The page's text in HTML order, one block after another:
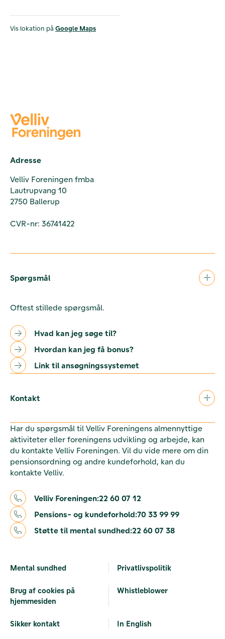
Vis lokation på Google Maps
Adresse
Velliv Foreningen fmba
Lautrupvang 10
2750 Ballerup
CVR-nr: 36741422
Spørgsmål
Oftest stillede spørgsmål.
Hvad kan jeg søge til?
Hvordan kan jeg få bonus?
Link til ansøgningssystemet
Kontakt
Har du spørgsmål til Velliv Foreningens almennyttige
aktiviteter eller foreningens udvikling og arbejde, kan
du kontakte Velliv Foreningen. Vil du vide mere om din
pensionsordning og andre kundeforhold, kan du
kontakte Velliv.
Velliv Foreningen:22 60 07 12
Pensions- og kundeforhold:70 33 99 99
Støtte til mental sundhed:22 60 07 38
Mental sundhed Privatlivspolitik
Brug af cookies på
hjemmesiden
Whistleblower
Sikker kontakt In English